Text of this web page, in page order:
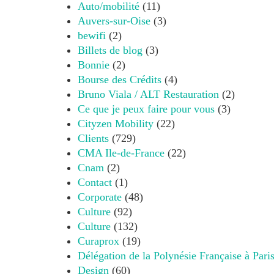
Auto/mobilité (11)
Auvers-sur-Oise (3)
bewifi (2)
Billets de blog (3)
Bonnie (2)
Bourse des Crédits (4)
Bruno Viala / ALT Restauration (2)
Ce que je peux faire pour vous (3)
Cityzen Mobility (22)
Clients (729)
CMA Ile-de-France (22)
Cnam (2)
Contact (1)
Corporate (48)
Culture (92)
Culture (132)
Curaprox (19)
Délégation de la Polynésie Française à Paris
Design (60)